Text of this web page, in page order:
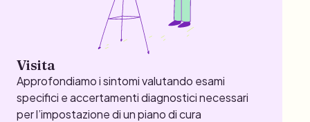
Visita
Approfondiamo i sintomi valutando esami
specifici e accertamenti diagnostici necessari
per l’impostazione di un piano di cura